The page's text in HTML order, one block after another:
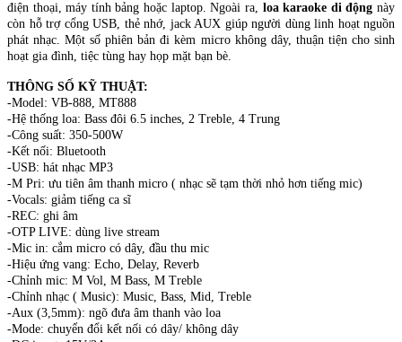
điện thoại, máy tính bảng hoặc laptop. Ngoài ra, loa karaoke di động này
còn hỗ trợ cổng USB, thẻ nhớ, jack AUX giúp người dùng linh hoạt nguồn
phát nhạc. Một số phiên bản đi kèm micro không dây, thuận tiện cho sinh
hoạt gia đình, tiệc tùng hay họp mặt bạn bè.
THÔNG SỐ KỸ THUẬT:
-Model: VB-888, MT888
-Hệ thống loa: Bass đôi 6.5 inches, 2 Treble, 4 Trung
-Công suất: 350-500W
-Kết nối: Bluetooth
-USB: hát nhạc MP3
-M Pri: ưu tiên âm thanh micro ( nhạc sẽ tạm thời nhỏ hơn tiếng mic)
-Vocals: giảm tiếng ca sĩ
-REC: ghi âm
-OTP LIVE: dùng live stream
-Mic in: cắm micro có dây, đầu thu mic
-Hiệu ứng vang: Echo, Delay, Reverb
-Chỉnh mic: M Vol, M Bass, M Treble
-Chỉnh nhạc ( Music): Music, Bass, Mid, Treble
-Aux (3,5mm): ngõ đưa âm thanh vào loa
-Mode: chuyển đổi kết nối có dây/ không dây